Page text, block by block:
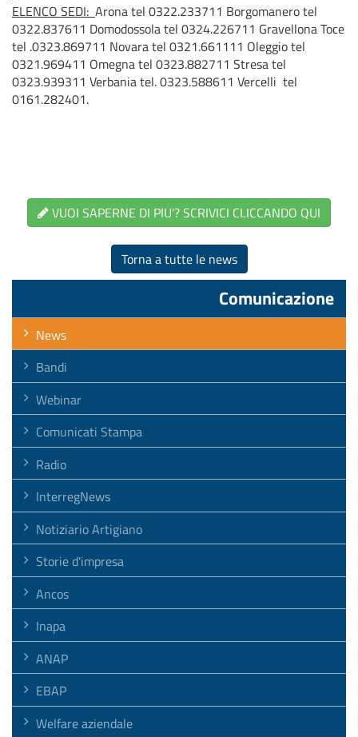
ELENCO SEDI: Arona tel 0322.233711 Borgomanero tel
0322.837611 Domodossola tel 0324.226711 Gravellona Toce
tel .0323.869711 Novara tel 0321.661111 Oleggio tel
0321.969411 Omegna tel 0323.882711 Stresa tel
0323.939311 Verbania tel. 0323.588611 Vercelli tel
0161.282401.
VUOI SAPERNE DI PIU'? SCRIVICI CLICCANDO QUI
Torna a tutte le news
Comunicazione
News
Bandi
Webinar
Comunicati Stampa
Radio
InterregNews
Notiziario Artigiano
Storie d'impresa
Ancos
Inapa
ANAP
EBAP
Welfare aziendale